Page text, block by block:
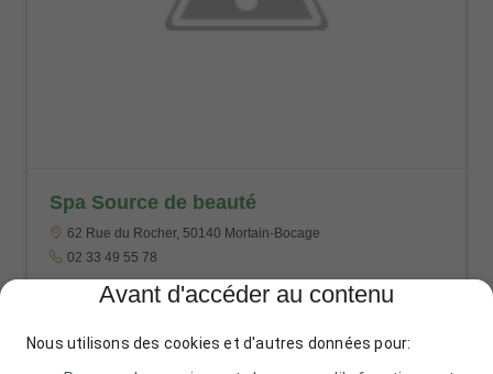
Spa Source de beauté
62 Rue du Rocher, 50140 Mortain-Bocage
02 33 49 55 78
Avant d'accéder au contenu
Nous utilisons des cookies et d'autres données pour: